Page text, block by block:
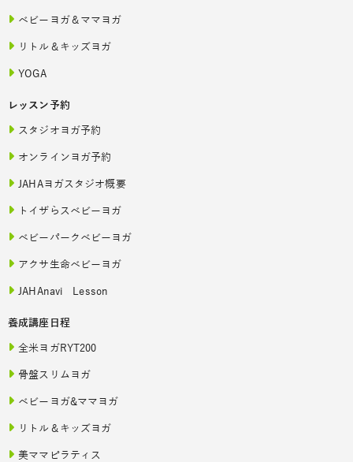
ベビーヨガ＆ママヨガ
リトル＆キッズヨガ
YOGA
レッスン予約
スタジオヨガ予約
オンラインヨガ予約
JAHAヨガスタジオ概要
トイザらスベビーヨガ
ベビーパークベビーヨガ
アクサ生命ベビーヨガ
JAHAnavi Lesson
養成講座日程
全米ヨガRYT200
骨盤スリムヨガ
ベビーヨガ&ママヨガ
リトル＆キッズヨガ
美ママピラティス